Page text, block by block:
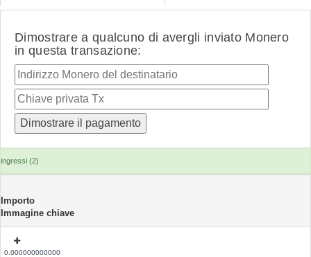
Dimostrare a qualcuno di avergli inviato Monero
in questa transazione:
ingressi (2)
Importo
Immagine chiave
0.000000000000